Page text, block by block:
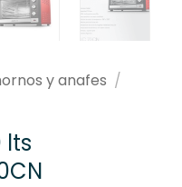
y anafes /
lts